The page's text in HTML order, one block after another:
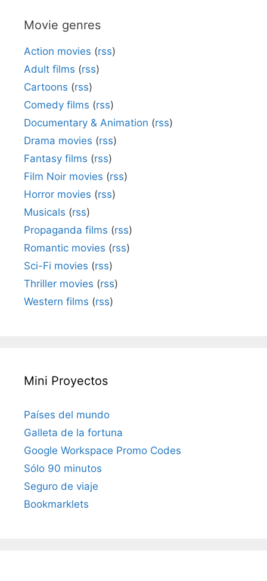
Movie genres
Action movies (rss)
Adult films (rss)
Cartoons (rss)
Comedy films (rss)
Documentary & Animation (rss)
Drama movies (rss)
Fantasy films (rss)
Film Noir movies (rss)
Horror movies (rss)
Musicals (rss)
Propaganda films (rss)
Romantic movies (rss)
Sci-Fi movies (rss)
Thriller movies (rss)
Western films (rss)
Mini Proyectos
Países del mundo
Galleta de la fortuna
Google Workspace Promo Codes
Sólo 90 minutos
Seguro de viaje
Bookmarklets